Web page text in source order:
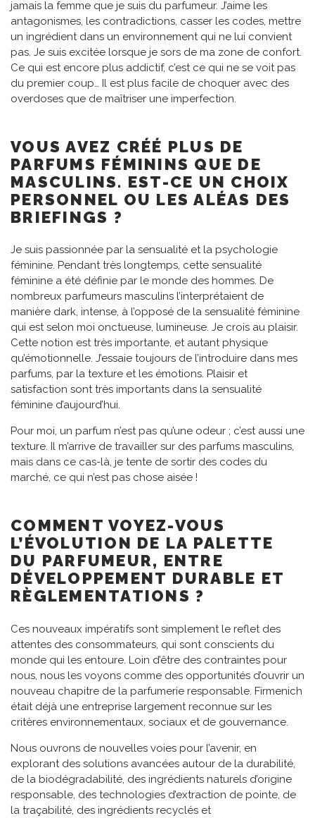
jamais la femme que je suis du parfumeur. J’aime les
antagonismes, les contradictions, casser les codes, mettre
un ingrédient dans un environnement qui ne lui convient
pas. Je suis excitée lorsque je sors de ma zone de confort.
Ce qui est encore plus addictif, c’est ce qui ne se voit pas
du premier coup… Il est plus facile de choquer avec des
overdoses que de maîtriser une imperfection.
VOUS AVEZ CRÉÉ PLUS DE
PARFUMS FÉMININS QUE DE
MASCULINS. EST-CE UN CHOIX
PERSONNEL OU LES ALÉAS DES
BRIEFINGS ?
Je suis passionnée par la sensualité et la psychologie
féminine. Pendant très longtemps, cette sensualité
féminine a été définie par le monde des hommes. De
nombreux parfumeurs masculins l’interprétaient de
manière dark, intense, à l’opposé de la sensualité féminine
qui est selon moi onctueuse, lumineuse. Je crois au plaisir.
Cette notion est très importante, et autant physique
qu’émotionnelle. J’essaie toujours de l’introduire dans mes
parfums, par la texture et les émotions. Plaisir et
satisfaction sont très importants dans la sensualité
féminine d’aujourd’hui.
Pour moi, un parfum n’est pas qu’une odeur ; c’est aussi une
texture. Il m’arrive de travailler sur des parfums masculins,
mais dans ce cas-là, je tente de sortir des codes du
marché, ce qui n’est pas chose aisée !
COMMENT VOYEZ-VOUS
L’ÉVOLUTION DE LA PALETTE
DU PARFUMEUR, ENTRE
DÉVELOPPEMENT DURABLE ET
RÈGLEMENTATIONS ?
Ces nouveaux impératifs sont simplement le reflet des
attentes des consommateurs, qui sont conscients du
monde qui les entoure. Loin d’être des contraintes pour
nous, nous les voyons comme des opportunités d’ouvrir un
nouveau chapitre de la parfumerie responsable. Firmenich
était déjà une entreprise largement reconnue sur les
critères environnementaux, sociaux et de gouvernance.
Nous ouvrons de nouvelles voies pour l’avenir, en
explorant des solutions avancées autour de la durabilité,
de la biodégradabilité, des ingrédients naturels d’origine
responsable, des technologies d’extraction de pointe, de
la traçabilité, des ingrédients recyclés et